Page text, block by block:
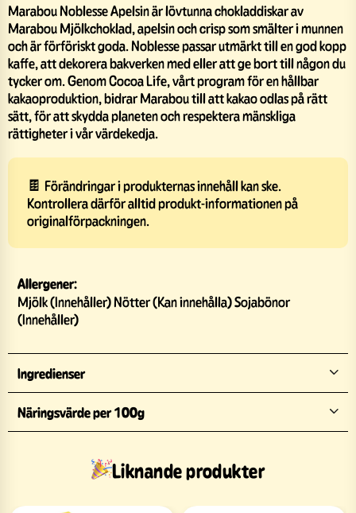
Marabou Noblesse Apelsin är lövtunna chokladdiskar av
Marabou Mjölkchoklad, apelsin och crisp som smälter i munnen
och är förföriskt goda. Noblesse passar utmärkt till en god kopp
kaffe, att dekorera bakverken med eller att ge bort till någon du
tycker om. Genom Cocoa Life, vårt program för en hållbar
kakaoproduktion, bidrar Marabou till att kakao odlas på rätt
sätt, för att skydda planeten och respektera mänskliga
rättigheter i vår värdekedja.
🍫 Förändringar i produkternas innehåll kan ske.
Kontrollera därför alltid produkt-informationen på
originalförpackningen.
Allergener:
Mjölk (Innehåller) Nötter (Kan innehålla) Sojabönor
(Innehåller)
Ingredienser
Näringsvärde per 100g
Liknande produkter